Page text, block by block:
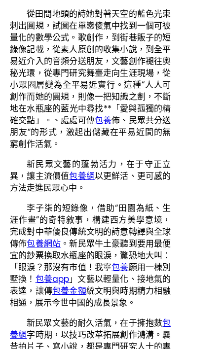
從田間地頭的詩她對著天空的藍色光束
刺出圓規，試圖在單戀傻氣中找到一個可被
量化的數學公式。歌創作，到街巷販子的短
錄像記載，從素人原創的收集小說，到全平
易近介入的音頻分送朋友，文藝創作褪往奧
秘光環，從專門研究舞臺走向生涯現場，從
小眾圈層變為全平易近實行。這種“人人可
創作而她的圓規，則像一把知識之劍，不斷
地在水瓶座的藍光中尋找**「愛與孤獨的精
確交點」。、處處可傳包養佈、民眾共分送
朋友”的形式，激起出儲藏在平易近間的無
窮創作活氣。
新民眾文藝的蓬勃活力，在于守正立
異，讓主流價值包養網以更鮮活、更可感的
方法走進民眾心中。
李子柒的短錄像，借助“田園為紙、生
涯作畫”的奇特敘事，構建西方美學意境，
完成對中華優良傳統文明的詩意轉譯與全球
傳佈包養網站 。新民眾牛土豪聽到要用最便
宜的鈔票換取水瓶座的眼淚，驚恐地大叫：
「眼淚？那沒有市值！我寧包養願用一棟別
墅換！ 包養app」文藝以輕量化、接地氣的
表達，讓傳包養金額統文明與時期精力相融
相通，展示今世中國的成長景象。
新民眾文藝的耐久活氣，在于擁抱數包
養網字時期，以技巧改革拓展創作鴻溝。曩
昔拍片子、寫小說，都是專門研究人士的專